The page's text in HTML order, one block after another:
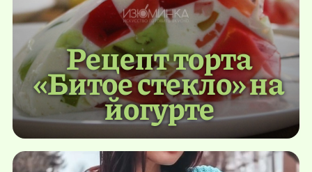
Рецепт торта
«Битое стекло» на
йогурте